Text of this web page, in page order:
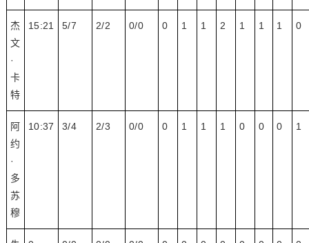
杰
文
·
卡
特
15:21 5/7 2/2 0/0 0 1 1 2 1 1 1 0
阿
约
·
多
苏
穆
10:37 3/4 2/3 0/0 0 1 1 1 0 0 0 1